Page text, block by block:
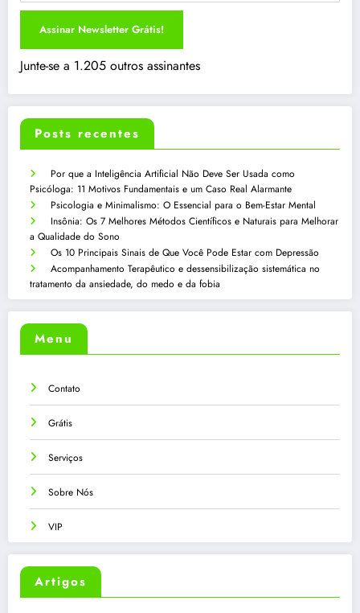
Assinar Newsletter Grátis!
Junte-se a 1.205 outros assinantes
Posts recentes
Por que a Inteligência Artificial Não Deve Ser Usada como
Psicóloga: 11 Motivos Fundamentais e um Caso Real Alarmante
Psicologia e Minimalismo: O Essencial para o Bem-Estar Mental
Insônia: Os 7 Melhores Métodos Científicos e Naturais para Melhorar
a Qualidade do Sono
Os 10 Principais Sinais de Que Você Pode Estar com Depressão
Acompanhamento Terapêutico e dessensibilização sistemática no
tratamento da ansiedade, do medo e da fobia
Menu
Contato
Grátis
Serviços
Sobre Nós
VIP
Artigos